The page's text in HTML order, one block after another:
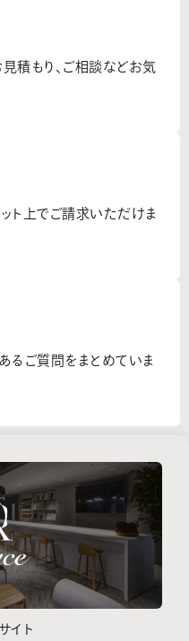
積もり、 ご相談などお気
ト上でご請求いただけま
るご質問をまとめていま
イト